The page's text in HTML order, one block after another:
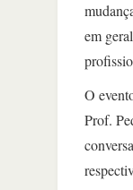
em
O
Prof.